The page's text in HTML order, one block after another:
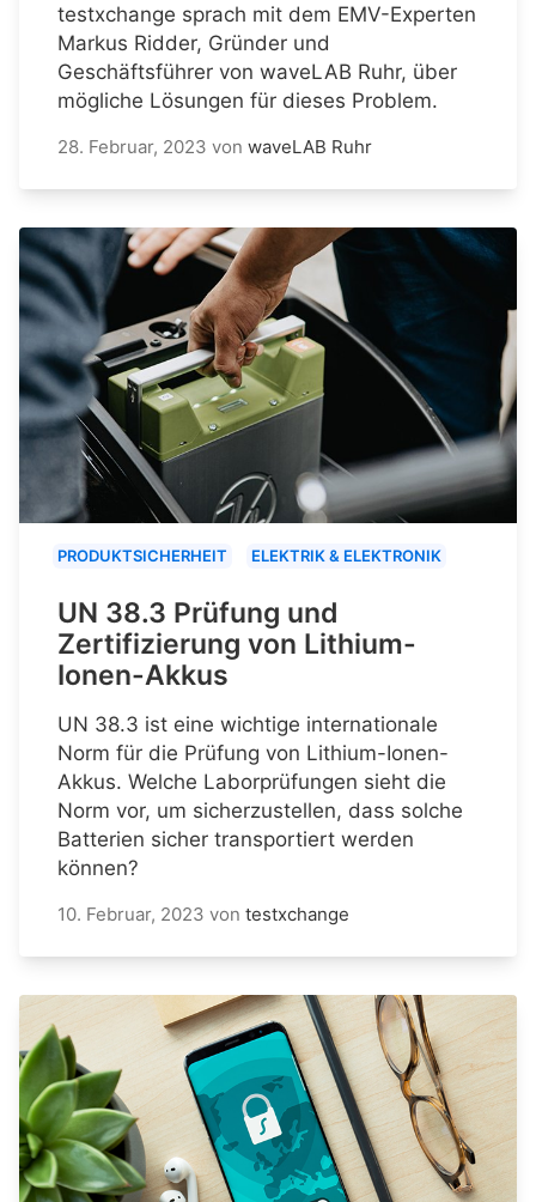
testxchange sprach mit dem EMV-Experten
Markus Ridder, Gründer und
Geschäftsführer von waveLAB Ruhr, über
mögliche Lösungen für dieses Problem.
28. Februar, 2023 von waveLAB Ruhr
PRODUKTSICHERHEIT ELEKTRIK & ELEKTRONIK
UN 38.3 Prüfung und
Zertifizierung von Lithium-
Ionen-Akkus
UN 38.3 ist eine wichtige internationale
Norm für die Prüfung von Lithium-Ionen-
Akkus. Welche Laborprüfungen sieht die
Norm vor, um sicherzustellen, dass solche
Batterien sicher transportiert werden
können?
10. Februar, 2023 von testxchange